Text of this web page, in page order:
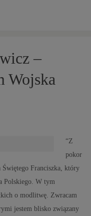
–
Wojska
“Z
pokor
Świętego Franciszka, który
Polskiego. W tym
o modlitwę. Zwracam
jestem blisko związany